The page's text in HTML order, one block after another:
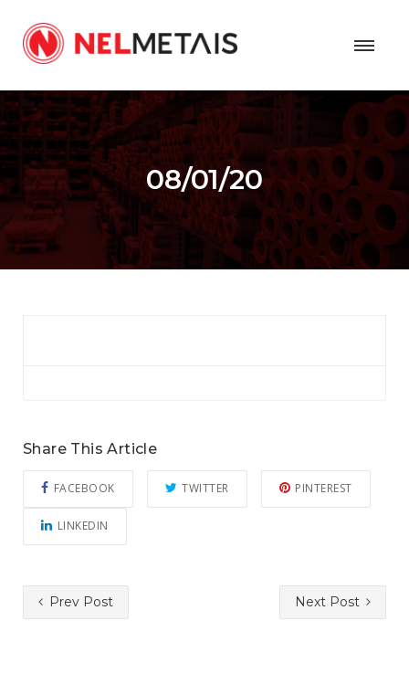
08/01/20
Share This Article
FACEBOOK TWITTER PINTEREST
LINKEDIN
Prev Post Next Post